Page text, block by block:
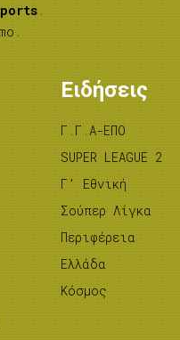
Ειδήσεις
Γ.Γ.Α-ΕΠΟ
SUPER LEAGUE 2
Γ’ Εθνική
Σούπερ Λίγκα
Περιφέρεια
Ελλάδα
Κόσμος